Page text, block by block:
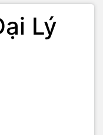
Lý